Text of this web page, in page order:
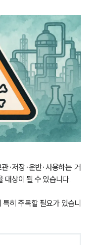
·저장·운반·사용하는 거
대상이 될 수 있습니다.
히 주목할 필요가 있습니